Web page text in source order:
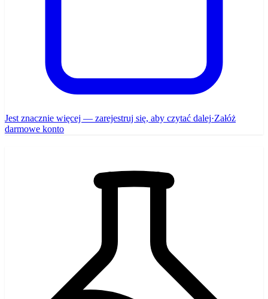
Jest znacznie więcej — zarejestruj się, aby czytać dalej·Załóż
darmowe konto